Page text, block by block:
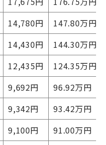
14,780円
147.80万円
14,430円
144.30万円
12,435円
124.35万円
9,692円
96.92万円
9,342円
93.42万円
9,100円
91.00万円